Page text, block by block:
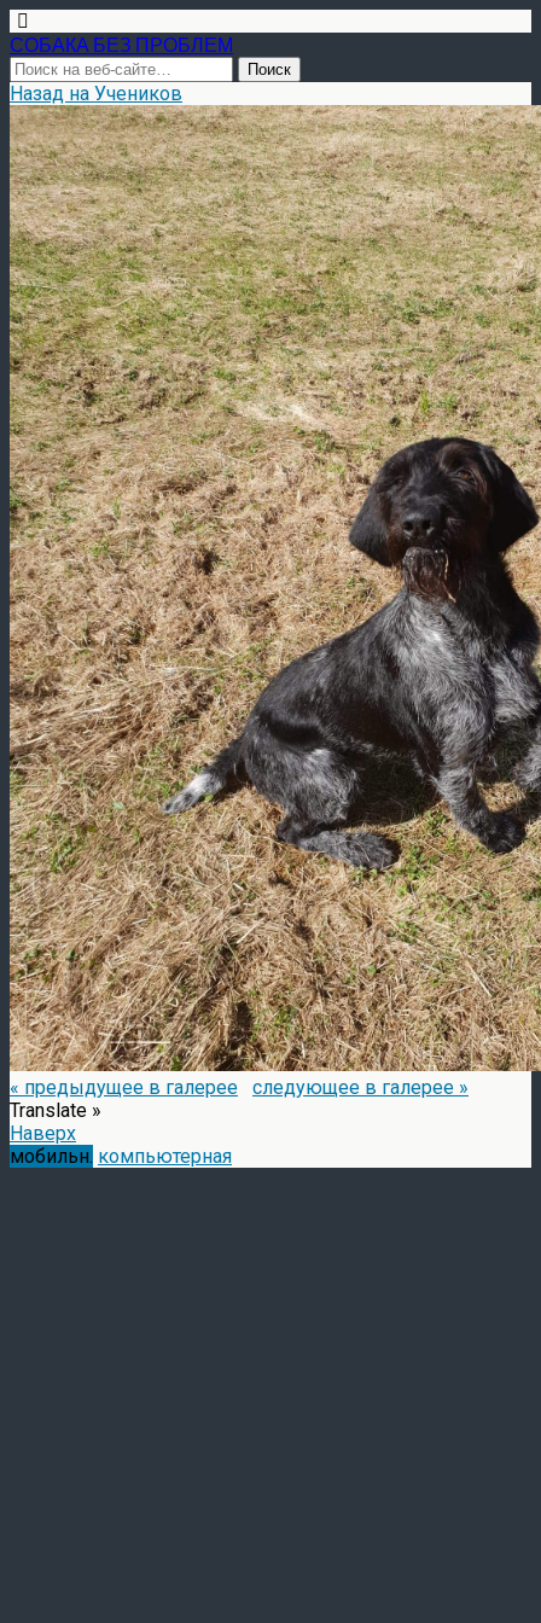
СОБАКА БЕЗ ПРОБЛЕМ
Назад на Учеников
« предыдущее в галерее
следующее в галерее »
Translate »
Наверх
мобильн. компьютерная